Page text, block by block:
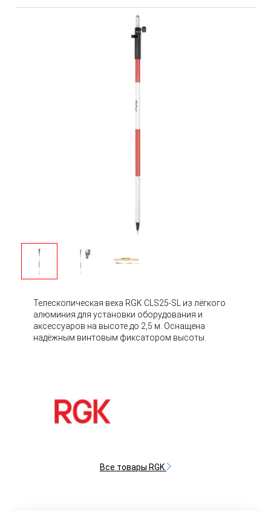
Телескопическая веха RGK CLS25-SL из лёгкого
алюминия для установки оборудования и
аксессуаров на высоте до 2,5 м. Оснащена
надёжным винтовым фиксатором высоты.
Все товары RGK